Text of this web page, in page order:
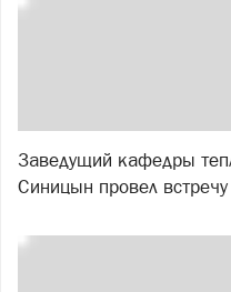
Заведущий кафедры
Синицын провел